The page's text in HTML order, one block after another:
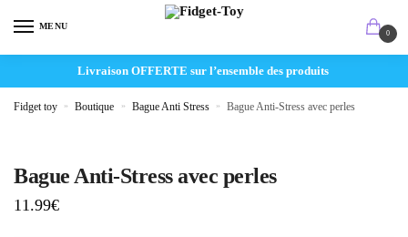
MENU
0
Livraison OFFERTE sur l’ensemble des produits
Fidget toy » Boutique » Bague Anti Stress » Bague Anti-Stress avec perles
Bague Anti-Stress avec perles
11.99€